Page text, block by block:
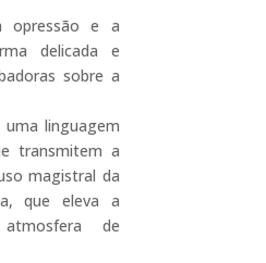
opressão e a
delicada e
sobre a
linguagem
transmitem a
magistral da
que eleva a
de